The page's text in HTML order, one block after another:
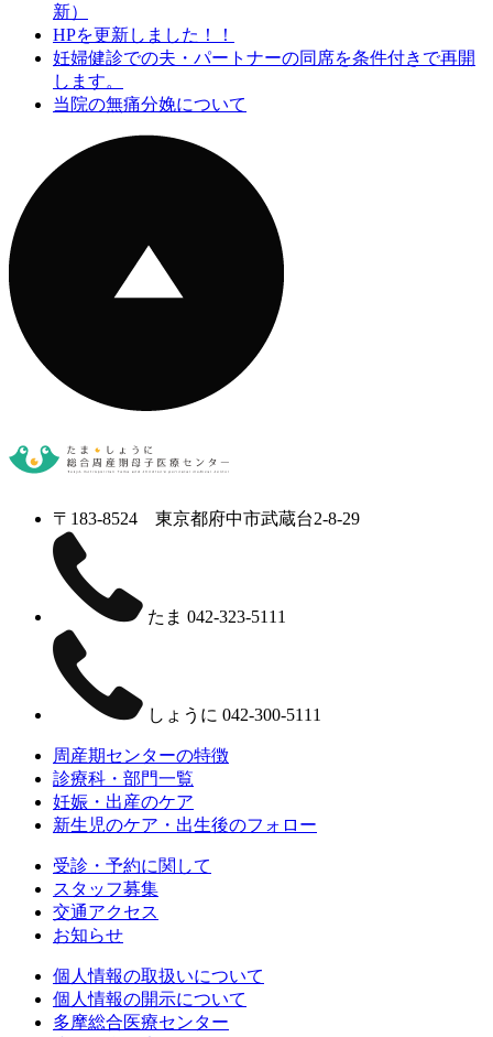
新）
HPを更新しました！！
妊婦健診での夫・パートナーの同席を条件付きで再開
します。
当院の無痛分娩について
〒183-8524 東京都府中市武蔵台2-8-29
たま 042-323-5111
しょうに 042-300-5111
周産期センターの特徴
診療科・部門一覧
妊娠・出産のケア
新生児のケア・出生後のフォロー
受診・予約に関して
スタッフ募集
交通アクセス
お知らせ
個人情報の取扱いについて
個人情報の開示について
多摩総合医療センター